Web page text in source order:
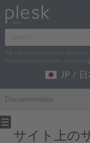
We log search terms to
For more information, read our
JP / 日
Documentation
サイト上の